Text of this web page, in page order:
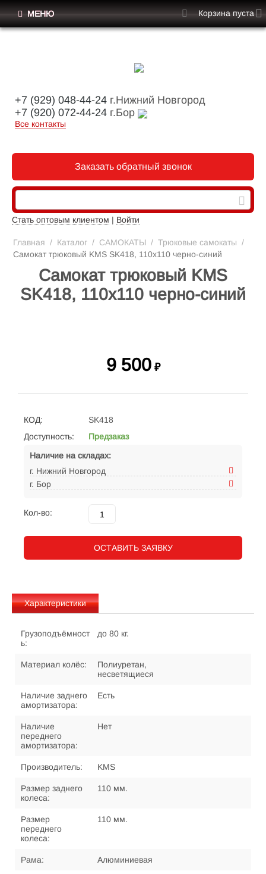
+7 (929) 048-44-24 г.Нижний Новгород
+7 (920) 072-44-24 г.Бор
Все контакты
Заказать обратный звонок
Стать оптовым клиентом | Войти
МЕНЮ Корзина пуста
Главная / Каталог / САМОКАТЫ / Трюковые самокаты /
Самокат трюковый KMS SK418, 110х110 черно-синий
Самокат трюковый KMS
SK418, 110х110 черно-синий
9 500 ₽
КОД:
SK418
Доступность:
Предзаказ
Наличие на складах:
г. Нижний Новгород
г. Бор
Кол-во:
ОСТАВИТЬ ЗАЯВКУ
Характеристики
Грузоподъёмност
ь:
до 80 кг.
Материал колёс:
Полиуретан,
несветящиеся
Наличие заднего
амортизатора:
Есть
Наличие
переднего
амортизатора:
Нет
Производитель: KMS
Размер заднего
колеса:
110 мм.
Размер
переднего
колеса:
110 мм.
Рама: Алюминиевая